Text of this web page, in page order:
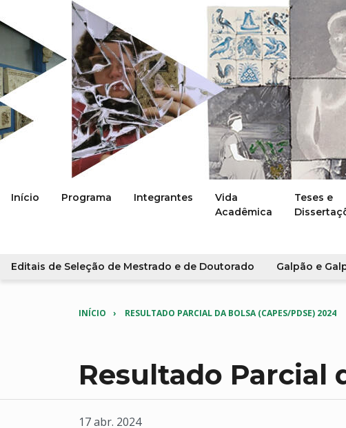
Início Programa Integrantes
Vida
Acadêmica
Teses e
Editais de Seleção de Mestrado e de Doutorado Galpão e
INÍCIO RESULTADO PARCIAL DA BOLSA (CAPES/PDSE) 2024
Resultado Parcial
17 abr. 2024